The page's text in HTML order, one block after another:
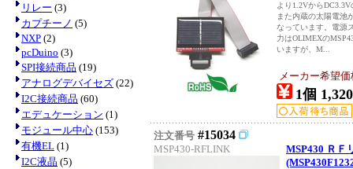
リレー (3)
カプチーノ (5)
NXP (2)
pcDuino (3)
SPI接続商品 (19)
アナログデバイセズ (22)
I2C接続商品 (60)
エデュケーション (1)
モジュール中心 (153)
有機EL (1)
I2C液晶 (5)
より1.2Vから
また内蔵の太陽電池
なっています。電源
力はOLIMEXの
いますが、M...
メーカー希望
1個 1,320
注文番号 #15034
MSP430-RFLINK
MSP430 ＲＦ